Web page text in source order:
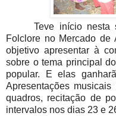
Teve início nesta
Folclore no Mercado de
objetivo apresentar à
sobre o tema principal
popular. E elas
Apresentações
quadros, recitação de
intervalos nos dias 23 e